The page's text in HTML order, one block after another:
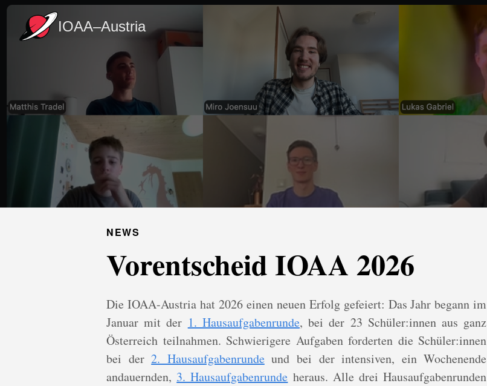
IOAA–Austria
NEWS
Vorentscheid IOAA 2026
Die IOAA-Austria hat 2026 einen neuen Erfolg gefeiert: Das Jahr begann im
Januar mit der 1. Hausaufgabenrunde, bei der 23 Schüler:innen aus ganz
Österreich teilnahmen. Schwierigere Aufgaben forderten die Schüler:innen
bei der2. Hausaufgabenrundeund bei der intensiven, ein Wochenende
andauernden, 3. Hausaufgabenrunde heraus. Alle drei Hausaufgabenrunden